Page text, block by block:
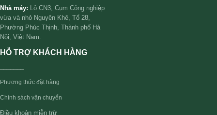
Nhà máy: Lô CN3, Cụm Công nghiệp
vừa và nhỏ Nguyên Khê, Tổ 28,
Phường Phúc Thịnh, Thành phố Hà
Nội, Việt Nam.
HỖ TRỢ KHÁCH HÀNG
Phương thức đặt hàng
Chính sách vận chuyển
Điều khoản miễn trừ